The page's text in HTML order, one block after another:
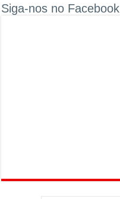
Siga-nos no Facebook